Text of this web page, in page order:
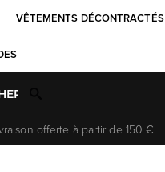
VÊTEMENTS DÉCONTRACTÉS
offerte à partir de 150 €